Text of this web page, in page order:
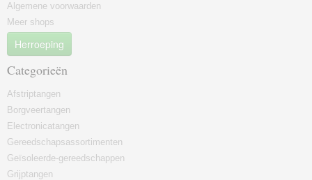
Algemene voorwaarden
Meer shops
Herroeping
Categorieën
Afstriptangen
Borgveertangen
Electronicatangen
Gereedschapsassortimenten
Geïsoleerde-gereedschappen
Grijptangen